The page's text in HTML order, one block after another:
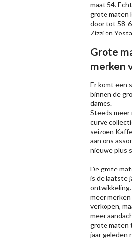
maat 54.
grote maten
door tot 58-
Zizzien
Grote
merken
Er komt een
binnen de
dames.
Steeds meer
curve
seizoen Kaffe
aan ons
nieuweplus
De grote
is de laatste
ontwikkeling.
meer
verkopen,
meer
grote maten
jaar geleden